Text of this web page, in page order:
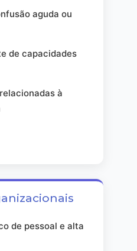
aguda ou
de capacidades
à
de pessoal e alta